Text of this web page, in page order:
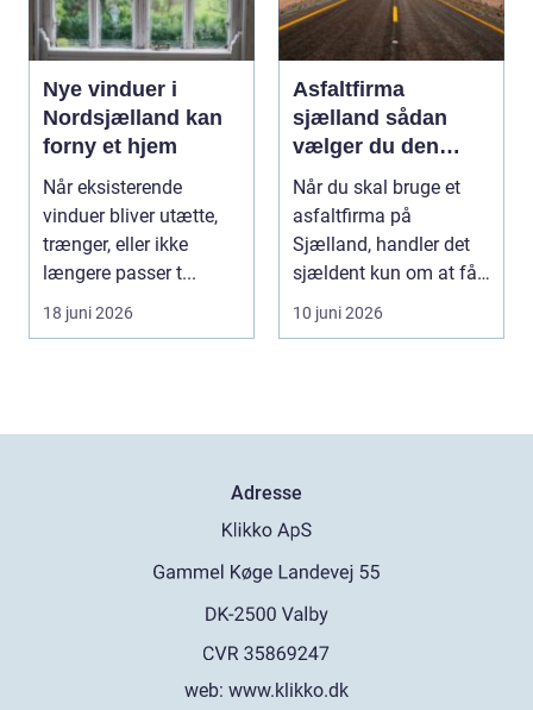
Nye vinduer i
Nordsjælland kan
forny et hjem
Når eksisterende
vinduer bliver utætte,
trænger, eller ikke
længere passer t...
18 juni 2026
Asfaltfirma
sjælland sådan
vælger du den
rette
samarbejdspartner
Når du skal bruge et
asfaltfirma på
Sjælland, handler det
sjældent kun om at få
lagt et nyt lag asfa...
10 juni 2026
Adresse
web: www.klikko.dk